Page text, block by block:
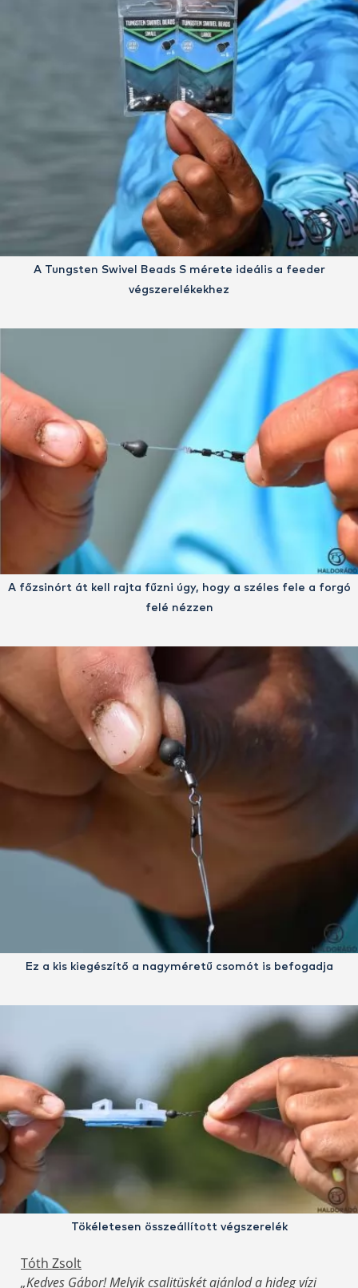
A Tungsten Swivel Beads S mérete ideális a feeder
végszerelékekhez
A főzsinórt át kell rajta fűzni úgy, hogy a széles fele a forgó
felé nézzen
Ez a kis kiegészítő a nagyméretű csomót is befogadja
Tökéletesen összeállított végszerelék
Tóth Zsolt
„Kedves Gábor! Melyik csalitüskét ajánlod a hideg vízi